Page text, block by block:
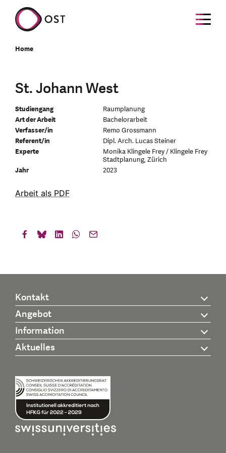
Home
St. Johann West
Studiengang
Raumplanung
Art der Arbeit
Bachelorarbeit
Verfasser/in
Remo Grossmann
Referent/in
Dipl. Arch. Lucas Steiner
Experte
Monika Klingele Frey / Klingele Frey
Stadtplanung, Zürich
Jahr
2023
Arbeit als PDF
Kontakt
Angebot
Information
Aktuelles